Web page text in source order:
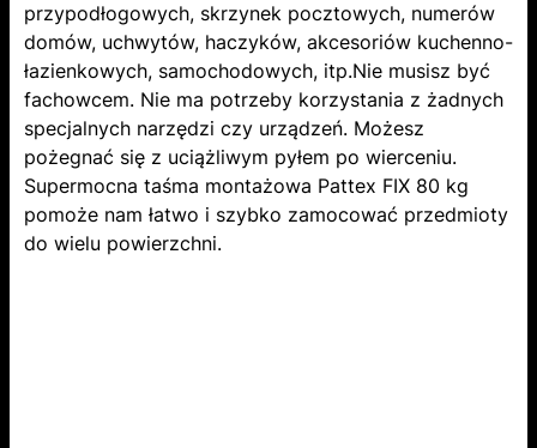
przypodłogowych, skrzynek pocztowych, numerów
domów, uchwytów, haczyków, akcesoriów kuchenno-
łazienkowych, samochodowych, itp.Nie musisz być
fachowcem. Nie ma potrzeby korzystania z żadnych
specjalnych narzędzi czy urządzeń. Możesz
pożegnać się z uciążliwym pyłem po wierceniu.
Supermocna taśma montażowa Pattex FIX 80 kg
pomoże nam łatwo i szybko zamocować przedmioty
do wielu powierzchni.